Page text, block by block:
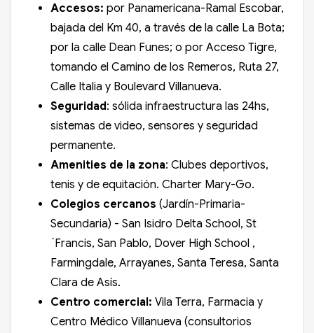
Accesos: por Panamericana-Ramal Escobar,
bajada del Km 40, a través de la calle La Bota;
por la calle Dean Funes; o por Acceso Tigre,
tomando el Camino de los Remeros, Ruta 27,
Calle Italia y Boulevard Villanueva.
Seguridad: sólida infraestructura las 24hs,
sistemas de video, sensores y seguridad
permanente.
Amenities de la zona: Clubes deportivos,
tenis y de equitación. Charter Mary-Go.
Colegios cercanos (Jardín-Primaria-
Secundaria) - San Isidro Delta School, St
´Francis, San Pablo, Dover High School ,
Farmingdale, Arrayanes, Santa Teresa, Santa
Clara de Asís.
Centro comercial: Vila Terra, Farmacia y
Centro Médico Villanueva (consultorios